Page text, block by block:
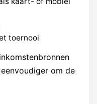
toernooi
om de